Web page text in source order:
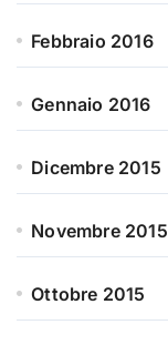
Febbraio 2016
Gennaio 2016
Dicembre 2015
Novembre 2015
Ottobre 2015